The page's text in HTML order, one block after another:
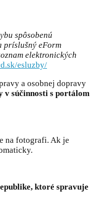
spôsobenú
príslušný eForm
elektronických
esluzby/
a osobnej dopravy
v súčinnosti s portálom
na fotografi. Ak je
ktoré spravuje